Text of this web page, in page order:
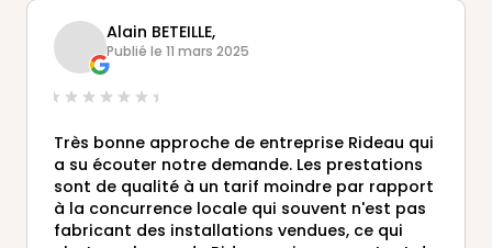
Puis enfin dans les délais annoncés par le
commercial, l'équipe de pose très
professionnelle a effectué un montage
parfait, pas de fuites d'eau!!!
Pour info, la pergola Luminov n'entrave pas
l'entrée de la lumière dans la maison.
Bien entendu, je recommande les Pergolas
Gustave RIDEAU.
Très bon rapport qualité/prix.
Alain BETEILLE,
Publié le 11 mars 2025
Très bonne approche de entreprise Rideau qui
a su écouter notre demande. Les prestations
sont de qualité à un tarif moindre par rapport
à la concurrence locale qui souvent n'est pas
fabricant des installations vendues, ce qui